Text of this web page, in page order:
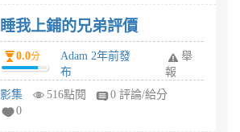
睡我上鋪的兄弟評價
0.0分
Adam 2年前發
布
舉
報
影集
516點閱
0 評論/給分
0